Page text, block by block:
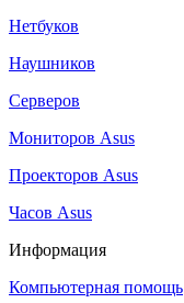
Нетбуков
Наушников
Серверов
Мониторов Asus
Проекторов Asus
Часов Asus
Информация
Компьютерная помощь